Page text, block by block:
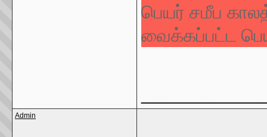
பெயர் சமீப
வைக்கப்பட்ட
Admin